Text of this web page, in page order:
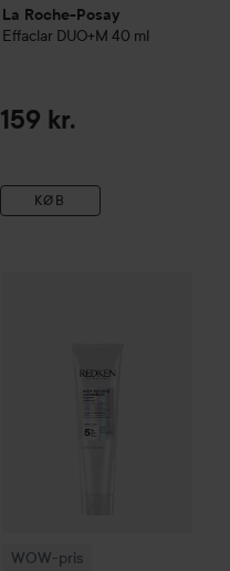
La Roche-Posay
Effaclar DUO+M 40 ml
159 kr.
KØB
WOW-pris